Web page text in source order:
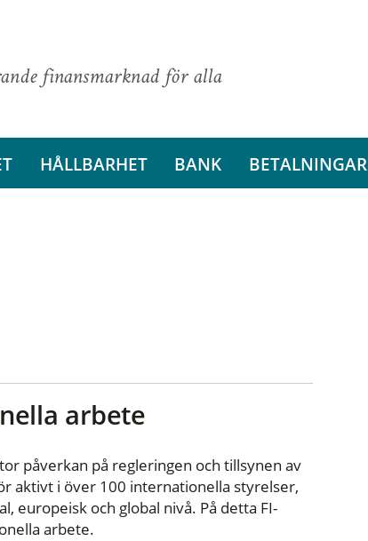
finansmarknad för alla
HÅLLBARHET BANK BETALNINGAR
arbete
påverkan på regleringen och tillsynen av
aktivt i över 100 internationella styrelser,
europeisk och global nivå. På detta FI-
arbete.